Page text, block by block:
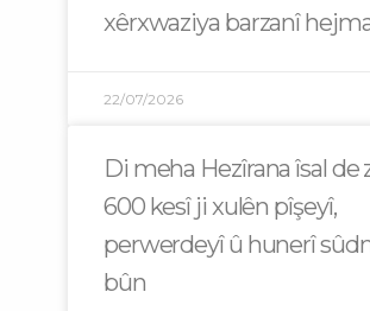
xêrxwaziya barzanî
22/07/2026
Di meha Hezîrana îsal de
600 kesî ji xulên pîşeyî,
perwerdeyî û hunerî
bûn